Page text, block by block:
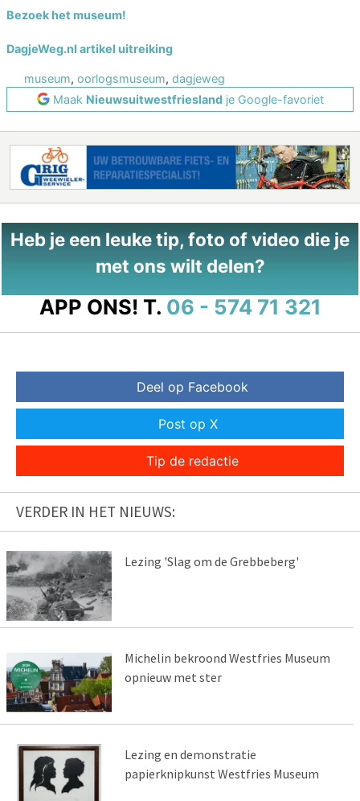
Bezoek het museum!
DagjeWeg.nl artikel uitreiking
museum, oorlogsmuseum, dagjeweg
Maak Nieuwsuitwestfrieslandje Google-favoriet
Heb je een leuke tip, foto of video die je
met ons wilt delen?
APP ONS! T. 06 - 574 71 321
Deel op Facebook
Post op X
Tip de redactie
VERDER IN HET NIEUWS:
Lezing 'Slag om de Grebbeberg'
Michelin bekroond Westfries Museum
opnieuw met ster
Lezing en demonstratie
papierknipkunst Westfries Museum